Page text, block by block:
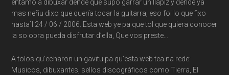
entamó a dibuxar dende que supo garrar un llàpiz y dende yà
mas neñu dixo que quería tocar la guitarra, eso foi lo que fixo
hasta`l 24 / 06 / 2006. Esta web ye pa que tol que quiera conocer
la so obra pueda disfrutar d’ella, Que vos preste…
A tolos qu’echaron un gavitu pa qu’esta web tea na rede:
Musicos, dibuxantes, sellos discogràficos como Tierra, El